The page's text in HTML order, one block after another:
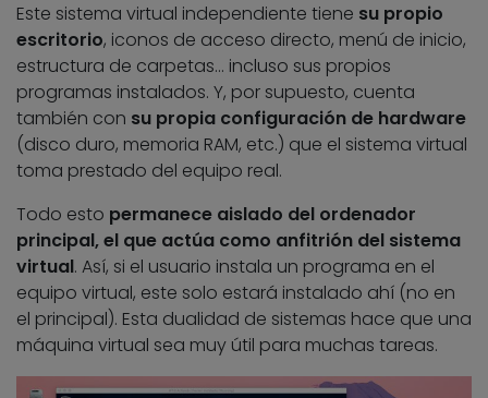
Este sistema virtual independiente tiene su propio
escritorio, iconos de acceso directo, menú de inicio,
estructura de carpetas… incluso sus propios
programas instalados. Y, por supuesto, cuenta
también con su propia configuración de hardware
(disco duro, memoria RAM, etc.) que el sistema virtual
toma prestado del equipo real.
Todo esto permanece aislado del ordenador
principal, el que actúa como anfitrión del sistema
virtual. Así, si el usuario instala un programa en el
equipo virtual, este solo estará instalado ahí (no en
el principal). Esta dualidad de sistemas hace que una
máquina virtual sea muy útil para muchas tareas.